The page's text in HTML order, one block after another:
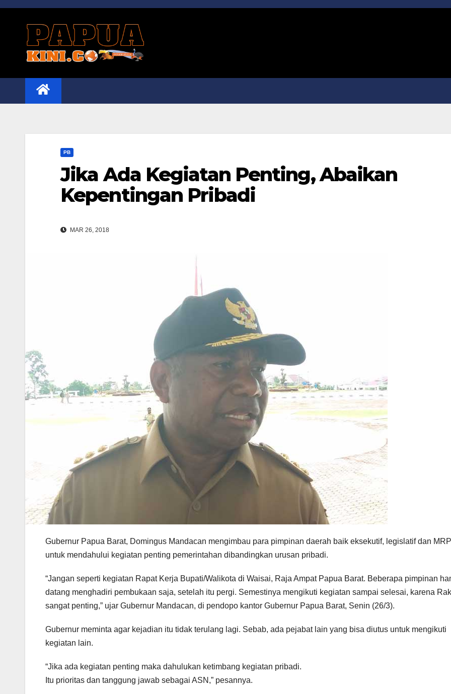
Skip
PB
Jika Ada Kegiatan Penting, Abaikan
Kepentingan Pribadi
MAR 26, 2018
Gubernur Papua Barat, Domingus Mandacan mengimbau para pimpinan daerah baik eksekutif, legislatif dan
untuk mendahului kegiatan penting pemerintahan dibandingkan urusan pribadi.
“Jangan seperti kegiatan Rapat Kerja Bupati/Walikota di Waisai, Raja Ampat Papua Barat. Beberapa pimpinan
datang menghadiri pembukaan saja, setelah itu pergi. Semestinya mengikuti kegiatan sampai selesai, karena
sangat penting,” ujar Gubernur Mandacan, di pendopo kantor Gubernur Papua Barat, Senin (26/3).
Gubernur meminta agar kejadian itu tidak terulang lagi. Sebab, ada pejabat lain yang bisa diutus untuk mengikuti
kegiatan lain.
“Jika ada kegiatan penting maka dahulukan ketimbang kegiatan pribadi.
Itu prioritas dan tanggung jawab sebagai ASN,” pesannya.